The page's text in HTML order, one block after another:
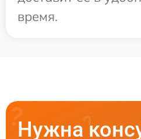
время.
Нужна